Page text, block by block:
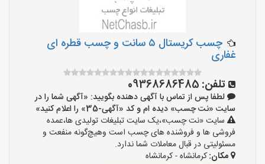
چسب کریستال ۵ سانت و چسب قطره ای
غفاری
تلفن: 09368686485
لطفا پس از تماس با آگهی دهنده بگویید: «آگهی شما را در
سایت «نت چسب» دیده ام و کد «آگهی-35» را اعلام کنید»
سایت «نت چسب»،یک سایت تبلیغات تولیدی ها،عمده
فروشی ها و فروشنده های چسب است وهیچ‌گونه منفعت و
مسئولیتی در قبال معاملات شما ندارد.
مکان:کرمانشاه - کرمانشاه